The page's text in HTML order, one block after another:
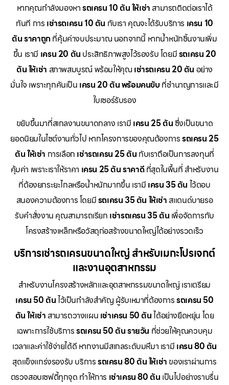
หากคุณกำลังมองหารถเครน 10 ตัน ให้เช่า สามารถติดต่อเราได้
ทันที การ เช่ารถเครน 10 ตัน กับเรา คุณจะได้รับบริการ เครน 10
ตัน ราคาถูกที่คุ้มค่างบประมาณ นอกจากนี้ หากน้ำหนักชิ้นงานเพิ่ม
ขึ้น เรามี เครน 20 ตัน ประสิทธิภาพสูงไว้รองรับ โดยมีรถเครน 20
ตัน ให้เช่า สภาพสมบูรณ์ พร้อมให้คุณ เช่ารถเครน 20 ตัน อย่าง
มั่นใจ เพราะทุกคันเป็น เครน 20 ตัน พร้อมคนขับ ที่ชำนาญการและมี
ใบเซอร์รับรอง
ขยับขึ้นมาที่สเกลงานขนาดกลาง เรามี เครน 25 ตันซึ่งเป็นขนาด
ยอดนิยมในไซต์งานทั่วไป หากโครงการของคุณต้องการรถเครน 25
ตัน ให้เช่า การเลือก เช่ารถเครน 25 ตัน กับเราถือเป็นการลงทุนที่
คุ้มค่า เพราะเราให้ราคา เครน 25 ตัน ราคาดีที่สุดในพื้นที่ สำหรับงาน
ที่ต้องยกระยะไกลหรือน้ำหนักมากขึ้น เรามี เครน 35 ตัน ไว้ตอบ
สนองความต้องการ โดยมีรถเครน 35 ตัน ให้เช่า สแตนด์บายรอ
รับคำสั่งงาน คุณสามารถเรียก เช่ารถเครน 35 ตัน เพื่อจัดการกับ
โครงสร้างเหล็กหรือวัสดุก่อสร้างขนาดใหญ่ได้อย่างรวดเร็ว
บริการเช่ารถเครนขนาดใหญ่ สำหรับเมกะโปรเจกต์
และงานอุตสาหกรรม
สำหรับงานโครงสร้างหลักและอุตสาหกรรมขนาดใหญ่ เราเตรียม
เครน 50 ตันไว้เป็นกำลังสำคัญ ผู้รับเหมาที่ต้องการรถเครน 50
ตัน ให้เช่า สามารถวางแผน เช่าเครน 50 ตันได้อย่างยืดหยุ่น โดย
เฉพาะการใช้บริการรถเครน 50 ตัน รายวัน ที่ช่วยให้คุณควบคุม
เวลาและค่าใช้จ่ายได้ดี หากงานมีสเกลระดับมหึมา เรามี เครน 80 ตัน
สุดแข็งแกร่งรองรับ บริการรถเครน 80 ตัน ให้เช่า ของเราผ่านการ
ตรวจสอบเซฟตี้ทุกจุด ทำให้การ เช่าเครน 80 ตัน เป็นไปอย่างราบรื่น